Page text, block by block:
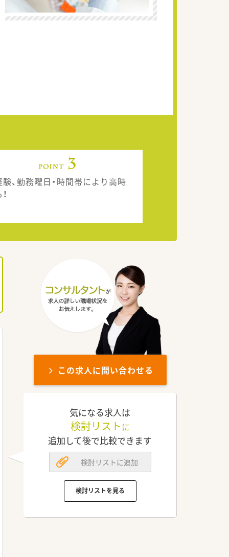
、勤務曜日・時間帯により高時
この求人に問い合わせる
気になる求人は
検討リスト に
追加して後で比較できます
検討リストに追加
検討リストを見る